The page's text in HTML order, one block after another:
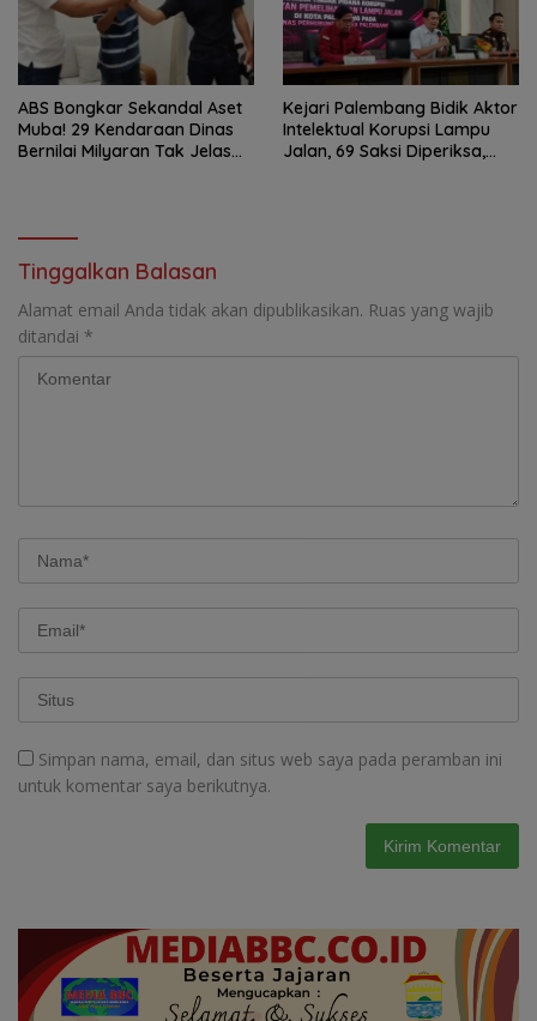
ABS Bongkar Sekandal Aset
Muba! 29 Kendaraan Dinas
Bernilai Milyaran Tak Jelas
Kejari Palembang Bidik Aktor
Intelektual Korupsi Lampu
Jalan, 69 Saksi Diperiksa,
Tinggalkan Balasan
Alamat email Anda tidak akan dipublikasikan. Ruas yang wajib
ditandai *
Simpan nama, email, dan situs web saya pada peramban ini
untuk komentar saya berikutnya.